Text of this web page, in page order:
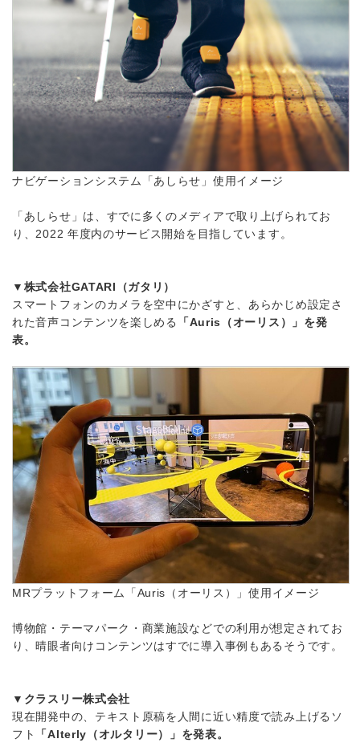
ナビゲーションシステム「あしらせ」使用イメージ
「あしらせ」は、すでに多くのメディアで取り上げられてお
り、2022 年度内のサービス開始を目指しています。
▼株式会社GATARI（ガタリ）
スマートフォンのカメラを空中にかざすと、あらかじめ設定さ
れた音声コンテンツを楽しめる
「Auris（オーリス）」を発
表。
MRプラットフォーム「Auris（オーリス）」使用イメージ
博物館・テーマパーク・商業施設などでの利用が想定されてお
り、晴眼者向けコンテンツはすでに導入事例もあるそうです。
▼クラスリー株式会社
現在開発中の、テキスト原稿を人間に近い精度で読み上げるソ
フト
「Alterly（オルタリー）」を発表。